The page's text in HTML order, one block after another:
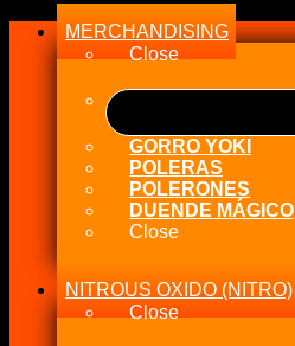
MERCHANDISING
Close
GORRO YOKI
POLERAS
POLERONES
DUENDE MÁGICO
Close
NITROUS OXIDO (NITRO)
Close